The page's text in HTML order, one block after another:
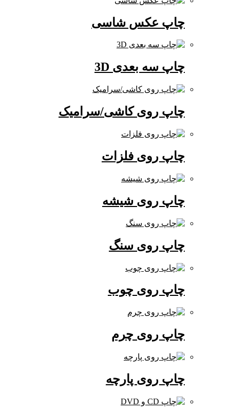
چاپ عکس شاسی
چاپ سه بعدی 3D
چاپ روی کاشی/سرامیک
چاپ روی فلزات
چاپ روی شیشه
چاپ روی سنگ
چاپ روی چوب
چاپ روی چرم
چاپ روی پارچه